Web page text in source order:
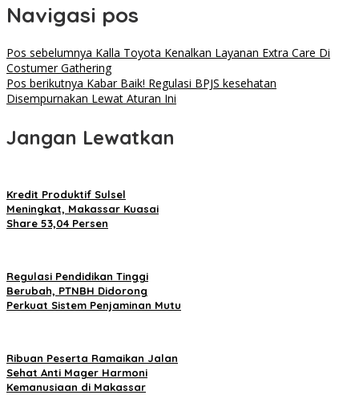
Navigasi pos
Pos sebelumnya Kalla Toyota Kenalkan Layanan Extra Care Di
Costumer Gathering
Pos berikutnya Kabar Baik! Regulasi BPJS kesehatan
Disempurnakan Lewat Aturan Ini
Jangan Lewatkan
Kredit Produktif Sulsel
Meningkat, Makassar Kuasai
Share 53,04 Persen
Regulasi Pendidikan Tinggi
Berubah, PTNBH Didorong
Perkuat Sistem Penjaminan Mutu
Ribuan Peserta Ramaikan Jalan
Sehat Anti Mager Harmoni
Kemanusiaan di Makassar